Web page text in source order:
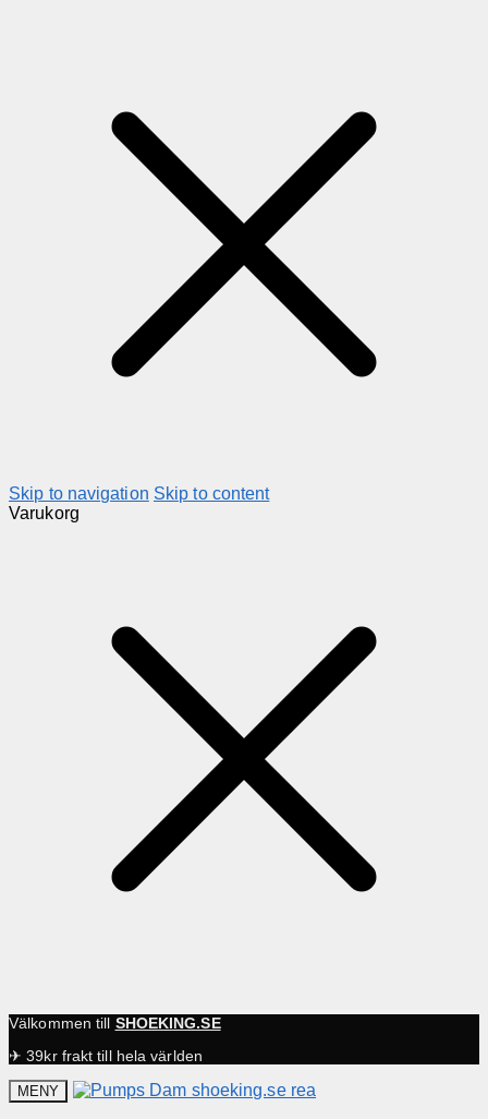
Skip to navigation Skip to content
Varukorg
Välkommen till SHOEKING.SE
✈ 39kr frakt till hela världen
MENY